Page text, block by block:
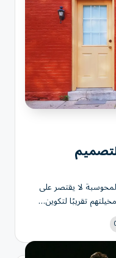
لا يقتصر على
تقريبًا لتكوين…